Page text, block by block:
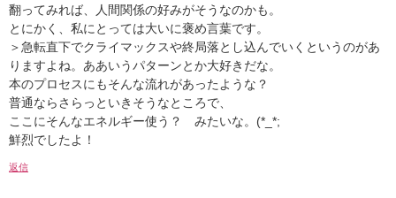
翻ってみれば、人間関係の好みがそうなのかも。
とにかく、私にとっては大いに褒め言葉です。
＞急転直下でクライマックスや終局落とし込んでいくというのがあ
りますよね。ああいうパターンとか大好きだな。
本のプロセスにもそんな流れがあったような？
普通ならさらっといきそうなところで、
ここにそんなエネルギー使う？ みたいな。(*_*;
鮮烈でしたよ！
返信